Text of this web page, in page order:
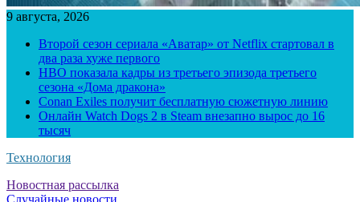
9 августа, 2026
Второй сезон сериала «Аватар» от Netflix стартовал в
два раза хуже первого
HBO показала кадры из третьего эпизода третьего
сезона «Дома дракона»
Conan Exiles получит бесплатную сюжетную линию
Онлайн Watch Dogs 2 в Steam внезапно вырос до 16
тысяч
Технология
Новостная рассылка
Случайные новости